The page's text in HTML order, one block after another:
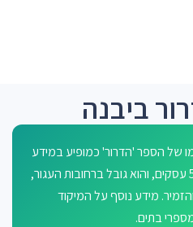
ביבנה
של הספר 'הדרור' כמופיע במידע
הזמין. ברחוב ומסביבו יש כ-500 עסקים, והוא גובל ברחובות העגור,
מידע נוסף על המיקוד
בתים.